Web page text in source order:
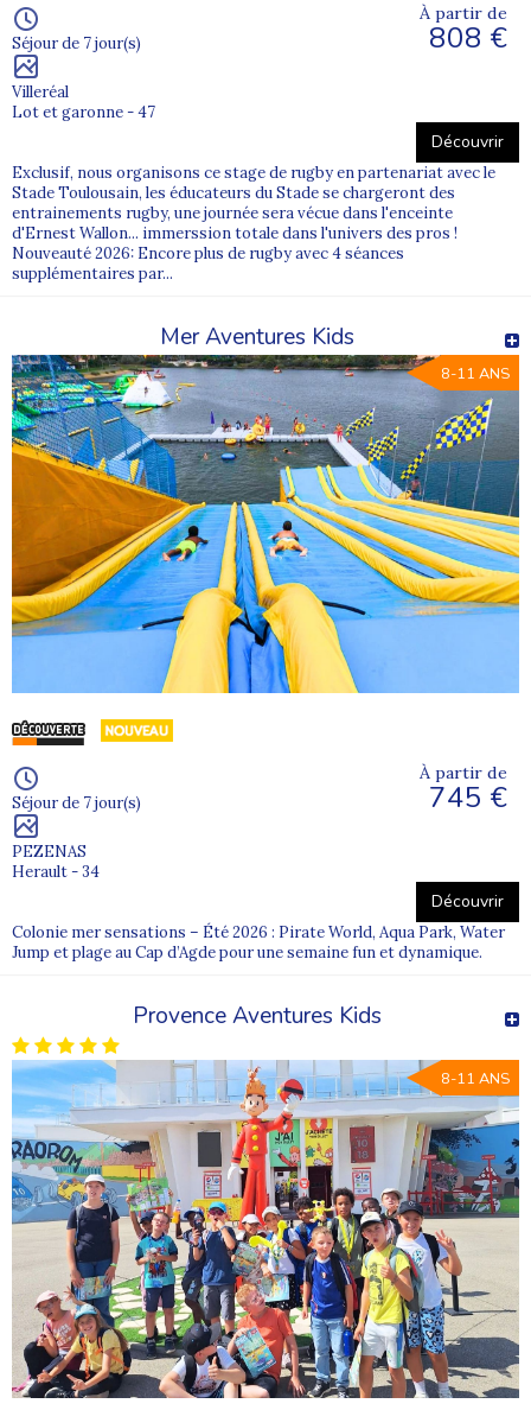
Séjour de 7 jour(s)
Villeréal
Lot et garonne - 47
À partir de
808 €
Découvrir
Exclusif, nous organisons ce stage de rugby en partenariat avec le
Stade Toulousain, les éducateurs du Stade se chargeront des
entrainements rugby, une journée sera vécue dans l'enceinte
d'Ernest Wallon... immerssion totale dans l'univers des pros !
Nouveauté 2026: Encore plus de rugby avec 4 séances
supplémentaires par...
Mer Aventures Kids
8-11 ANS
Séjour de 7 jour(s)
PEZENAS
Herault - 34
À partir de
745 €
Découvrir
Colonie mer sensations – Été 2026 : Pirate World, Aqua Park, Water
Jump et plage au Cap d’Agde pour une semaine fun et dynamique.
Provence Aventures Kids
8-11 ANS